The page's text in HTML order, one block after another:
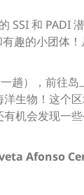
SSI 和 PADI
的小团体
趟），前往岛
生物！这个
机会发现一
Afonso